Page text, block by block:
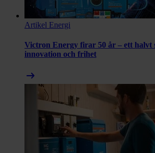
Artikel Energi
Victron Energy firar 50 år – ett halvt
innovation och frihet
arrow_right_alt